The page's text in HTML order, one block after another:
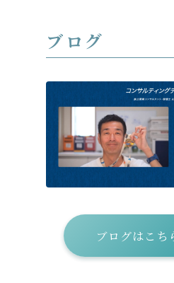
ブログ
ブログはこち